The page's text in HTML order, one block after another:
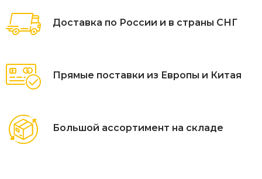
Доставка по России и в страны СНГ
Прямые поставки из Европы и Китая
Большой ассортимент на складе